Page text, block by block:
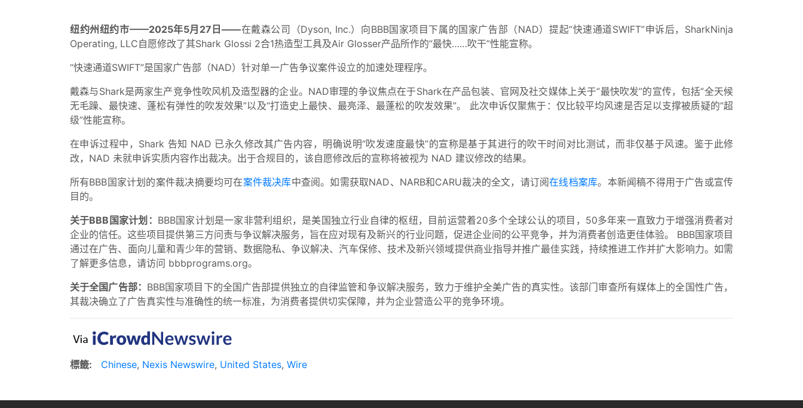
纽约州纽约市——2025年5月27日——在戴森公司（Dyson, Inc.）向BBB国家项目下属的国家广告部（NAD）提起“快速通道SWIFT”申诉后，SharkNinja
Operating, LLC自愿修改了其Shark Glossi 2合1热造型工具及Air Glosser产品所作的“最快……吹干”性能宣称。
“快速通道SWIFT”是国家广告部（NAD）针对单一广告争议案件设立的加速处理程序。
戴森与Shark是两家生产竞争性吹风机及造型器的企业。NAD审理的争议焦点在于Shark在产品包装、官网及社交媒体上关于“最快吹发”的宣传，包括“全天候
无毛躁、最快速、蓬松有弹性的吹发效果”以及“打造史上最快、最亮泽、最蓬松的吹发效果”。 此次申诉仅聚焦于：仅比较平均风速是否足以支撑被质疑的“超
级”性能宣称。
在申诉过程中，Shark 告知 NAD 已永久修改其广告内容，明确说明“吹发速度最快”的宣称是基于其进行的吹干时间对比测试，而非仅基于风速。鉴于此修
改，NAD 未就申诉实质内容作出裁决。出于合规目的，该自愿修改后的宣称将被视为 NAD 建议修改的结果。
所有BBB国家计划的案件裁决摘要均可在案件裁决库中查阅。如需获取NAD、NARB和CARU裁决的全文，请订阅在线档案库。本新闻稿不得用于广告或宣传
目的。
关于BBB国家计划： BBB国家计划是一家非营利组织，是美国独立行业自律的枢纽，目前运营着20多个全球公认的项目，50多年来一直致力于增强消费者对
企业的信任。这些项目提供第三方问责与争议解决服务，旨在应对现有及新兴的行业问题，促进企业间的公平竞争，并为消费者创造更佳体验。 BBB国家项目
通过在广告、面向儿童和青少年的营销、数据隐私、争议解决、汽车保修、技术及新兴领域提供商业指导并推广最佳实践，持续推进工作并扩大影响力。如需
了解更多信息，请访问 bbbprograms.org。
关于全国广告部： BBB国家项目下的全国广告部提供独立的自律监管和争议解决服务，致力于维护全美广告的真实性。该部门审查所有媒体上的全国性广告，
其裁决确立了广告真实性与准确性的统一标准，为消费者提供切实保障，并为企业营造公平的竞争环境。
標籤: Chinese, Nexis Newswire, United States, Wire